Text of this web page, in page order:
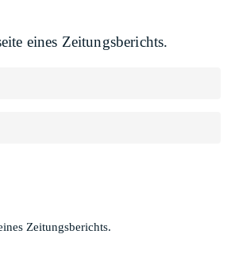
eines Zeitungsberichts.
Zeitungsberichts.